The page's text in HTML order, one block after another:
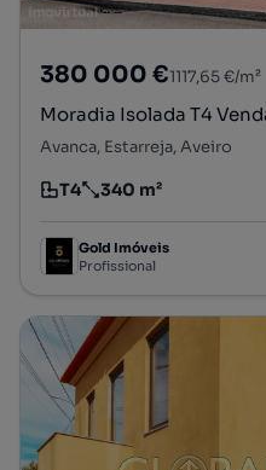
380 000 €1117,65 €/m²
Moradia Isolada T4
Avanca, Estarreja, Aveiro
Tipologia
T4
Preço por metro quadrado
340 m²
Gold Imóveis
Profissional